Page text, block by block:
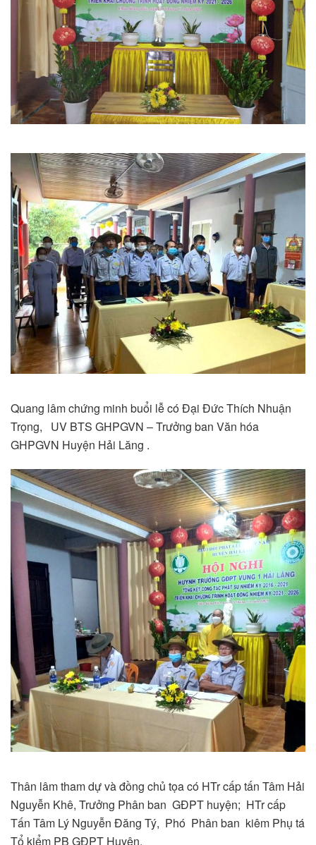
Quang lâm chứng minh buổi lễ có Đại Đức Thích Nhuận
Trọng, UV BTS GHPGVN – Trưởng ban Văn hóa
GHPGVN Huyện Hải Lăng .
Thân lâm tham dự và đồng chủ tọa có HTr cấp tấn Tâm Hải
Nguyễn Khê, Trưởng Phân ban GĐPT huyện; HTr cấp
Tấn Tâm Lý Nguyễn Đăng Tý, Phó Phân ban kiêm Phụ tá
Tổ kiểm PB GĐPT Huyện.